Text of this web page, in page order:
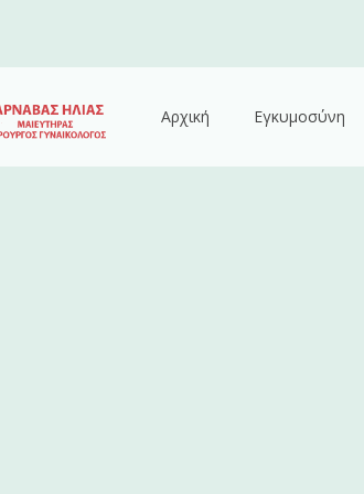
Αρχική Εγκυμοσύνη